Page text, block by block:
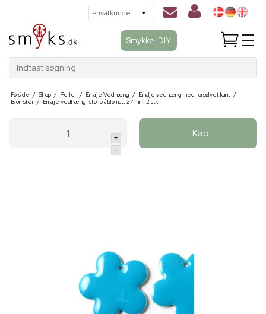
Smykke-DIY
Indtast søgning
Forside / Shop / Perler / Emalje Vedhæng / Emalje vedhæng med forsølvet kant /
Blomster / Emalje vedhæng, stor blå blomst, 27 mm, 2 stk
+
-
Køb